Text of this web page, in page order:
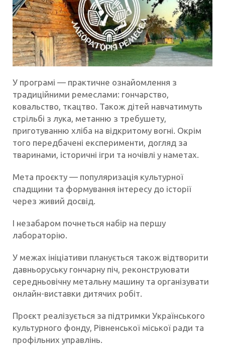
У програмі — практичне ознайомлення з
традиційними ремеслами: гончарство,
ковальство, ткацтво. Також дітей навчатимуть
стрільбі з лука, метанню з требушету,
приготуванню хліба на відкритому вогні. Окрім
того передбачені експерименти, догляд за
тваринами, історичні ігри та ночівлі у наметах.
Мета проєкту — популяризація культурної
спадщини та формування інтересу до історії
через живий досвід.
І незабаром почнеться набір на першу
лабораторію.
У межах ініціативи планується також відтворити
давньоруську гончарну піч, реконструювати
середньовічну метальну машину та організувати
онлайн-виставки дитячих робіт.
Проєкт реалізується за підтримки Українського
культурного фонду, Рівненської міської ради та
профільних управлінь.